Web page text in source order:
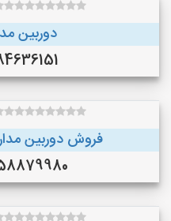
دوربین
09184636151
فروش دوربین
09158879980